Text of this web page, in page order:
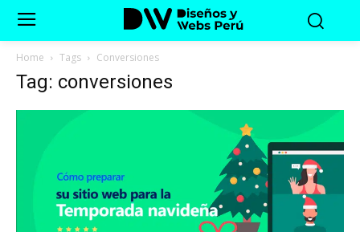
Home Tags Conversiones
Tag: conversiones